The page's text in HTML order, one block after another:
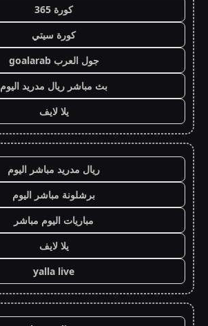
كورة 365
كورة سيتي
جول العرب goalarab
بث مباشر ريال مدريد اليوم
يلا لايف
ريال مدريد مباشر اليوم
برشلونة مباشر اليوم
مباريات اليوم مباشر
يلا لايف
yalla live